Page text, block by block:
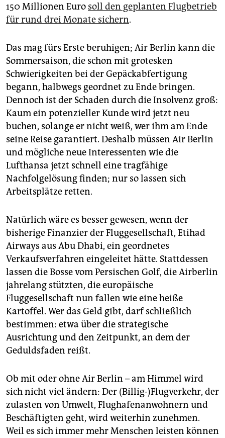
150 Millionen Euro soll den geplanten Flugbetrieb
für rund drei Monate sichern.
Das mag fürs Erste beruhigen; Air Berlin kann die
Sommersaison, die schon mit grotesken
Schwierigkeiten bei der Gepäckabfertigung
begann, halbwegs geordnet zu Ende bringen.
Dennoch ist der Schaden durch die Insolvenz groß:
Kaum ein potenzieller Kunde wird jetzt neu
buchen, solange er nicht weiß, wer ihm am Ende
seine Reise garantiert. Deshalb müssen Air Berlin
und mögliche neue Interessenten wie die
Lufthansa jetzt schnell eine tragfähige
Nachfolgelösung finden; nur so lassen sich
Arbeitsplätze retten.
Natürlich wäre es besser gewesen, wenn der
bisherige Finanzier der Fluggesellschaft, Etihad
Airways aus Abu Dhabi, ein geordnetes
Verkaufsverfahren eingeleitet hätte. Stattdessen
lassen die Bosse vom Persischen Golf, die Airberlin
jahrelang stützten, die europäische
Fluggesellschaft nun fallen wie eine heiße
Kartoffel. Wer das Geld gibt, darf schließlich
bestimmen: etwa über die strategische
Ausrichtung und den Zeitpunkt, an dem der
Geduldsfaden reißt.
Ob mit oder ohne Air Berlin – am Himmel wird
sich nicht viel ändern: Der (Billig-)Flugverkehr, der
zulasten von Umwelt, Flughafenanwohnern und
Beschäftigten geht, wird weiterhin zunehmen.
Weil es sich immer mehr Menschen leisten können